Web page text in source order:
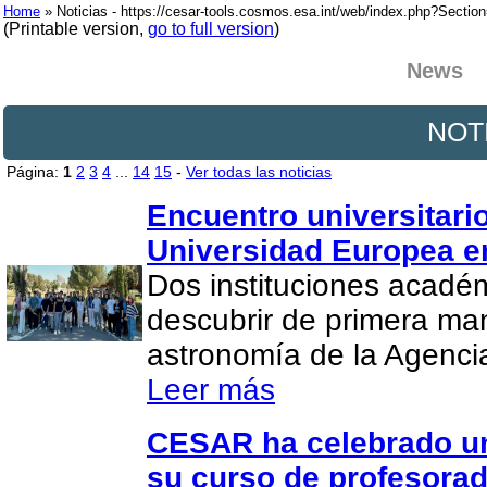
Home » Noticias - https://cesar-tools.cosmos.esa.int/web/
(Printable version, go to full version)
News
Página: 1 2 3 4 14 15 - Ver todas las noticias
Encuentro
Universidad Europea
Dos instituciones
descubrir de primera
astronomía de la
Leer más
CESAR ha celebrado
su curso de